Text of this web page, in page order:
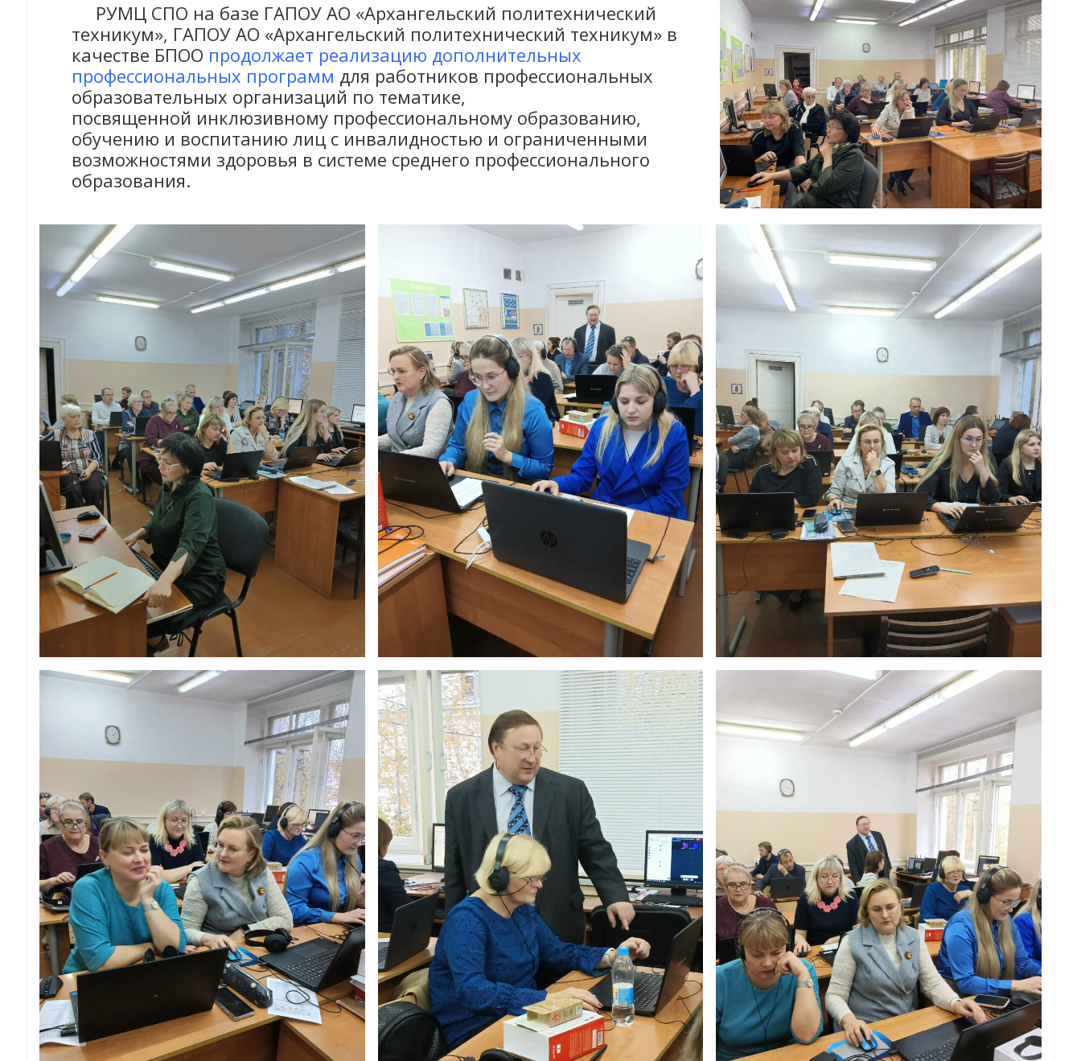
РУМЦ СПО на базе ГАПОУ АО «Архангельский политехнический
техникум», ГАПОУ АО «Архангельский политехнический техникум» в
качестве БПОО продолжает реализацию дополнительных
профессиональных программ для работников профессиональных
образовательных организаций по тематике,
посвященной инклюзивному профессиональному образованию,
обучению и воспитанию лиц с инвалидностью и ограниченными
возможностями здоровья в системе среднего профессионального
образования.